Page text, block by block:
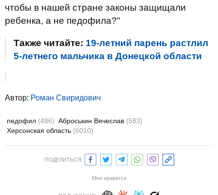
чтобы в нашей стране законы защищали
ребенка, а не педофила?"
Также читайте: 19-летний парень растлил
5-летнего мальчика в Донецкой области
Автор: Роман Свиридович
педофил (486) Аброськин Вячеслав (583)
Херсонская область (6010)
ПОДЕЛИТЬСЯ:
Мне нравится